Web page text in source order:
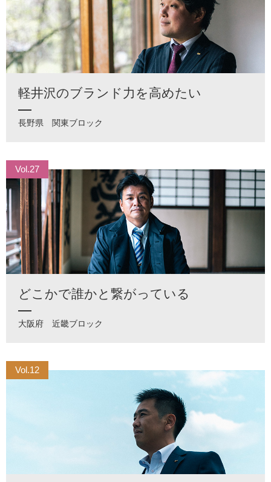
軽井沢のブランド力を高めたい
長野県 関東ブロック
Vol.27
どこかで誰かと繋がっている
大阪府 近畿ブロック
Vol.12